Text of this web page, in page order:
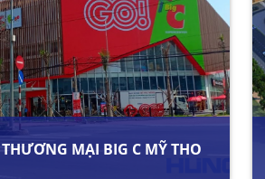
MẠI BIG C MỸ THO